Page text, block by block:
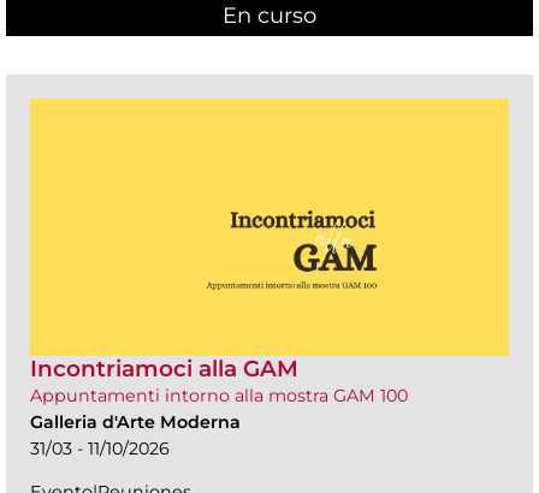
En curso
Incontriamoci alla GAM
Appuntamenti intorno alla mostra GAM 100
Galleria d'Arte Moderna
31/03 - 11/10/2026